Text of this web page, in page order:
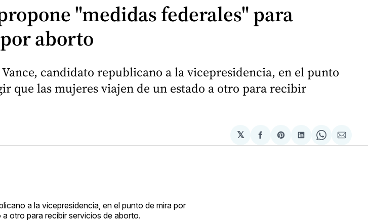
"medidas federales" para
aborto
candidato republicano a la vicepresidencia, en el punto
que las mujeres viajen de un estado a otro para recibir
𝕏
Compartir
en
Share
on
Compartir
en
Share
on
via
a la vicepresidencia, en el punto de mira por
otro para recibir servicios de aborto.